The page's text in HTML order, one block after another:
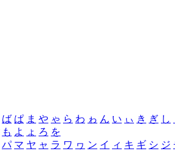
ば ぱ ま や ゃ ら わ ゎ ん い ぃ き ぎ し
も よ ょ ろ を
パ マ ヤ ャ ラ ワ ヮ ン イ ィ キ ギ シ ジ